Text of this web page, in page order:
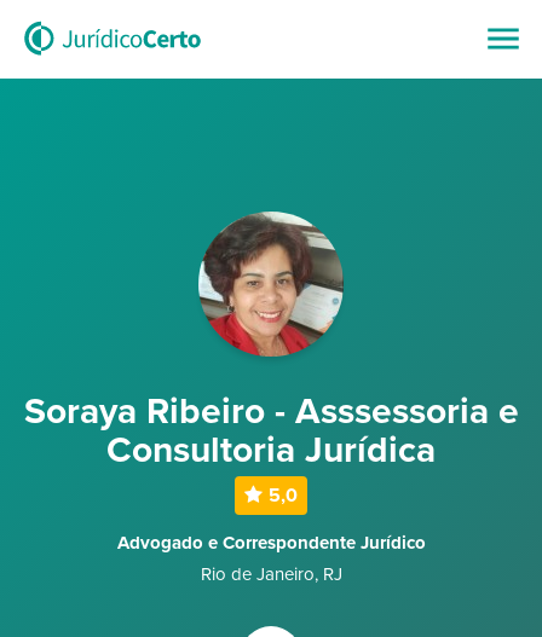
Soraya Ribeiro - Asssessoria e
Consultoria Jurídica
5,0
Advogado e Correspondente Jurídico
Rio de Janeiro, RJ